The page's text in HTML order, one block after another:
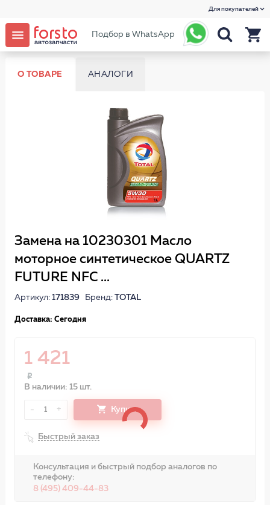
Для покупателей
Подбор в WhatsApp
О ТОВАРЕ АНАЛОГИ
Замена на 10230301 Масло
моторное синтетическое QUARTZ
FUTURE NFC ...
Артикул: 171839Бренд: TOTAL
Доставка: Сегодня
1 421
В наличии: 15 шт.
- 1 + Купить
Быстрый заказ
Консультация и быстрый подбор аналогов по
телефону:
8 (495) 409-44-83